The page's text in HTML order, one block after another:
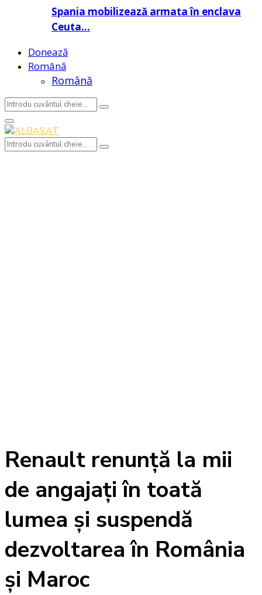
Spania mobilizează armata în enclava
Ceuta…
Donează
Română
Română
Search
for:
Search
Primary
Menu
Search
Search
Renault renunță la mii
de angajați în toată
lumea și suspendă
dezvoltarea în România
și Maroc